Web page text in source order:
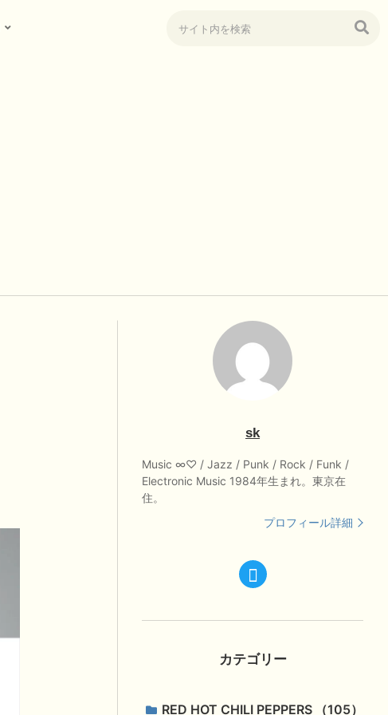
sk
Music ∞♡ / Jazz / Punk / Rock / Funk /
Electronic Music 1984年生まれ。東京在
住。
プロフィール詳細
カテゴリー
RED HOT CHILI PEPPERS 105